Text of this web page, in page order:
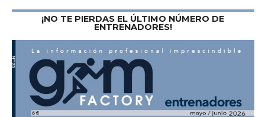
¡NO TE PIERDAS EL ÚLTIMO NÚMERO DE
ENTRENADORES!